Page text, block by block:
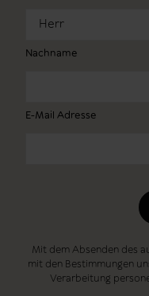
Herr
Nachname
E-Mail Adresse
Mit dem Absenden des
mit den Bestimmungen
Verarbeitung